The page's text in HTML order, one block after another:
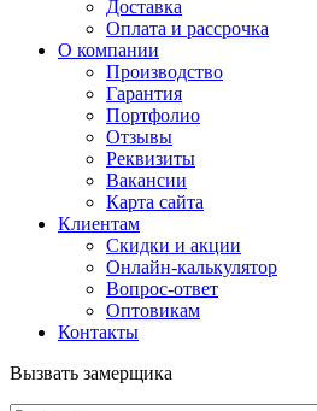
Доставка
Оплата и рассрочка
О компании
Производство
Гарантия
Портфолио
Отзывы
Реквизиты
Вакансии
Карта сайта
Клиентам
Скидки и акции
Онлайн-калькулятор
Вопрос-ответ
Оптовикам
Контакты
Вызвать замерщика